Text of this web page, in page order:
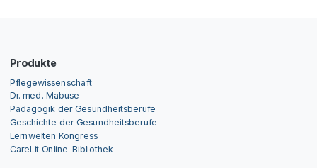
Produkte
Pflegewissenschaft
Dr. med. Mabuse
Pädagogik der Gesundheitsberufe
Geschichte der Gesundheitsberufe
Lernwelten Kongress
CareLit Online-Bibliothek